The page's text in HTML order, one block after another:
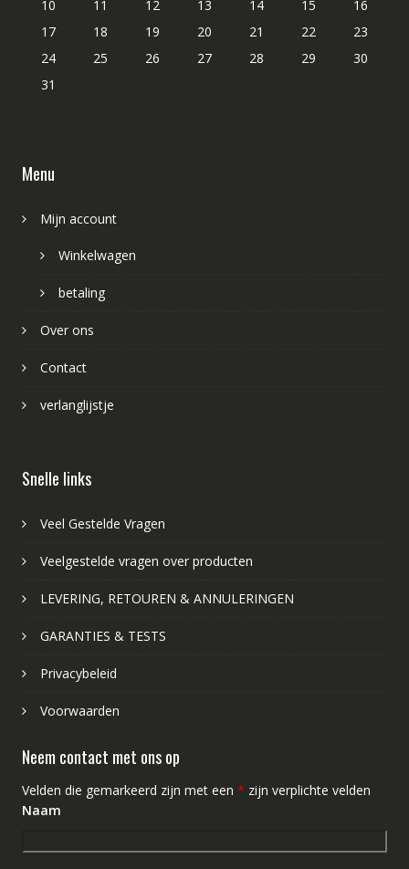
10
11 12 13 14 15
16
17
18 19 20 21 22
23
24
25 26 27 28 29
30
31
Menu
Mijn account
Winkelwagen
betaling
Over ons
Contact
verlanglijstje
Snelle links
Veel Gestelde Vragen
Veelgestelde vragen over producten
LEVERING, RETOUREN & ANNULERINGEN
GARANTIES & TESTS
Privacybeleid
Voorwaarden
Neem contact met ons op
Velden die gemarkeerd zijn met een * zijn verplichte velden
Naam